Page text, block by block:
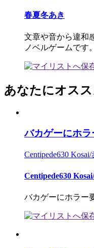
春夏冬あき
文章や音から違和
ノベルゲームです。
あなたにオス
バカゲーにホラ
Centipede630
Centipede630
バカゲーにホラー